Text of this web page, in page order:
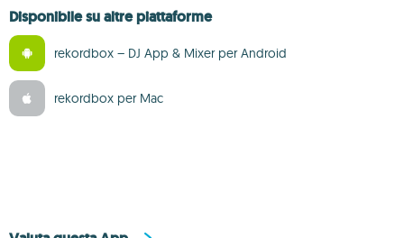
Disponibile su altre piattaforme
rekordbox – DJ App & Mixer per Android
rekordbox per Mac